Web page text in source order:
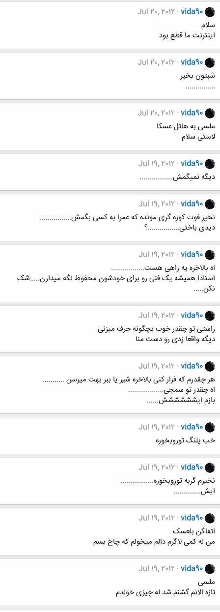
vida90
Jul 20, 2012
سلام
اینترنت ما قطع بود
vida90
Jul 20, 2012
شبتون بخیر
...............
vida90
Jul 20, 2012
ملسی به هاتل عسکا
لاستی سلام
vida90
Jul 19, 2012
دیگه نمیگمش.................
vida90
Jul 19, 2012
نخیر فوت کوزه گری مونده که عمرا به کسی بگمش................
دیدی باختی................؟
vida90
Jul 19, 2012
اه بالاخره یه راهی هست.................
استادا همیشه یک فنی رو برای خودشون محفوظ نگه میدارن.....شک
نکن.....
vida90
Jul 19, 2012
راستی تو چقدر خوب بچگونه حرف میزنی
دیگه واقعا زدی رو دست منا
vida90
Jul 19, 2012
هر چقدرم که فرار کنی بالاخره شیر یا ببر بهت میرسن ...........
اه چقدر تو سمجی..................
بازم ایشششششش......
vida90
Jul 19, 2012
خب پلنگ توروبخوره
vida90
Jul 19, 2012
نخیرم گربه توروبخوره.................
ایش..............
vida90
Jul 19, 2012
اتفاگن بلعسک
من له کمی لاگرم دالم میخولم که چاخ بسم
vida90
Jul 19, 2012
ملسی
تازه الانم گشنم شد له چیزی خولدم